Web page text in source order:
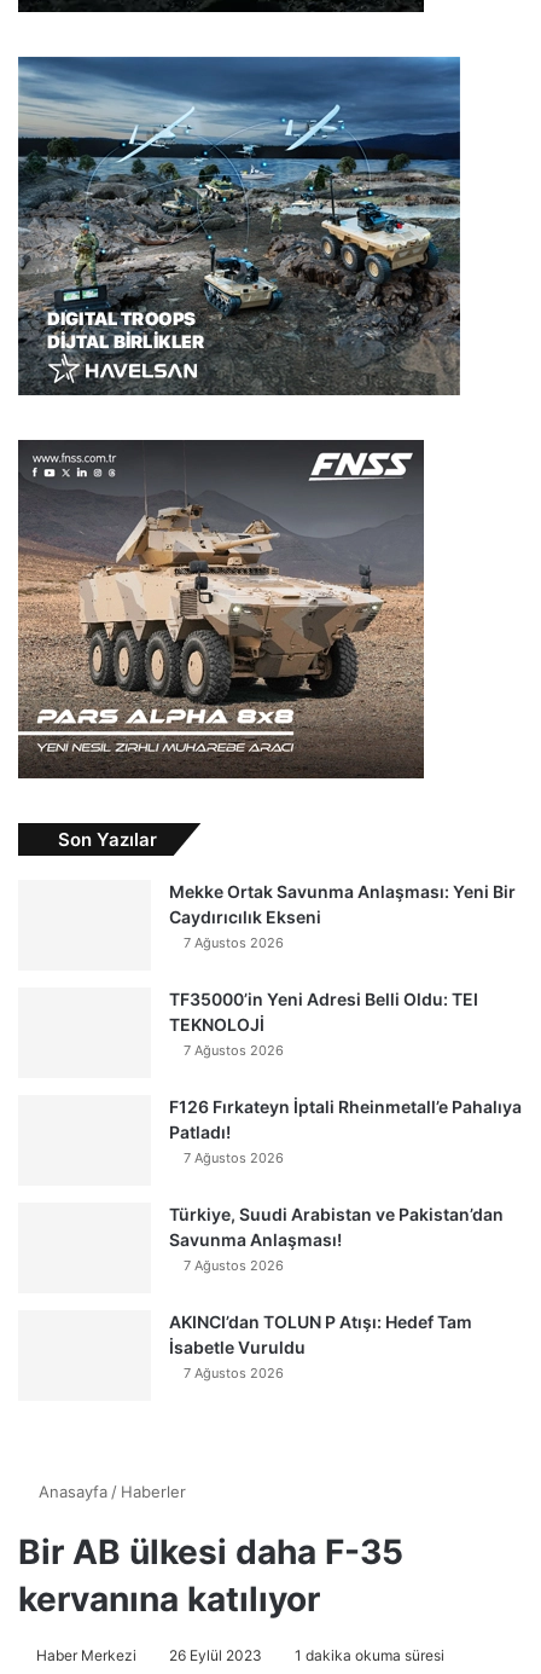
Son Yazılar
Mekke Ortak Savunma Anlaşması: Yeni Bir
Caydırıcılık Ekseni
7 Ağustos 2026
TF35000’in Yeni Adresi Belli Oldu: TEI
TEKNOLOJİ
7 Ağustos 2026
F126 Fırkateyn İptali Rheinmetall’e Pahalıya
Patladı!
7 Ağustos 2026
Türkiye, Suudi Arabistan ve Pakistan’dan
Savunma Anlaşması!
7 Ağustos 2026
AKINCI’dan TOLUN P Atışı: Hedef Tam
İsabetle Vuruldu
7 Ağustos 2026